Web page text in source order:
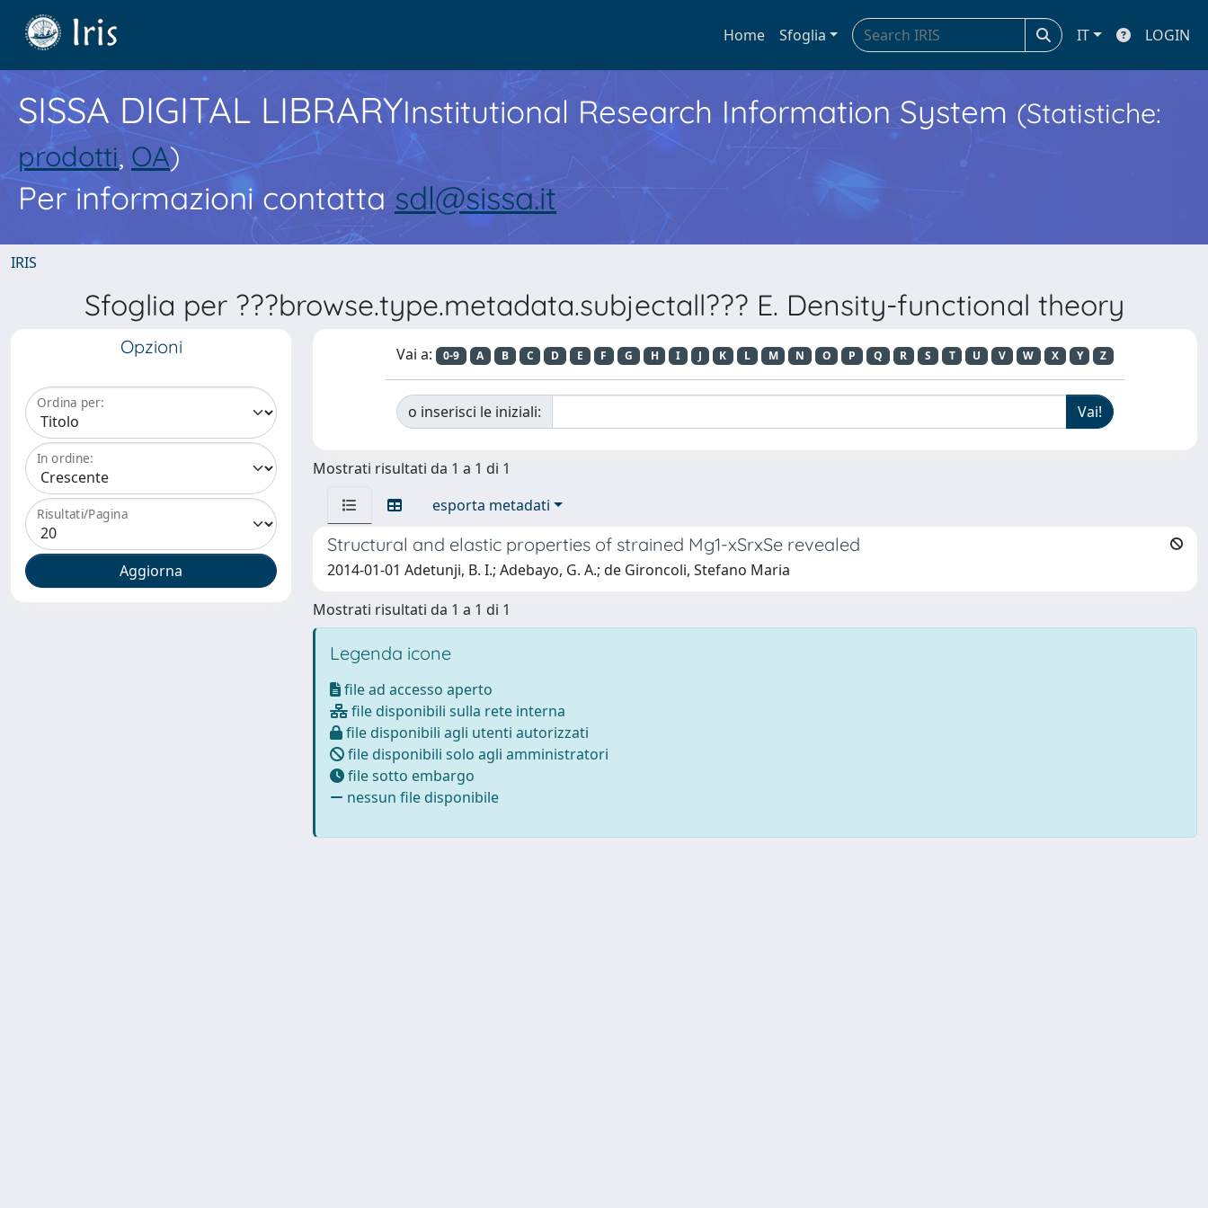
Home Sfoglia IT LOGIN
SISSA DIGITAL LIBRARYInstitutional Research Information System (Statistiche:
prodotti, OA)
Per informazioni contatta sdl@sissa.it
IRIS
Sfoglia per ???browse.type.metadata.subjectall??? E. Density-functional theory
Opzioni
Ordina per:
In ordine:
Risultati/Pagina
Vai a: 0-9 A B C D E F G H I J K L M N O P Q R S T U V W X Y Z
o inserisci le iniziali:
Mostrati risultati da 1 a 1 di 1
esporta metadati
Structural and elastic properties of strained Mg1-xSrxSe revealed
2014-01-01 Adetunji, B. I.; Adebayo, G. A.; de Gironcoli, Stefano Maria
Mostrati risultati da 1 a 1 di 1
Legenda icone
file ad accesso aperto
file disponibili sulla rete interna
file disponibili agli utenti autorizzati
file disponibili solo agli amministratori
file sotto embargo
nessun file disponibile